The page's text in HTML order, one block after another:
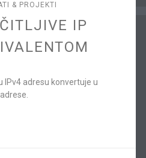
& PROJEKTI
IP
IPv4 adresu konvertuje u